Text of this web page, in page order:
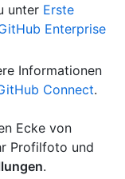
unter Erste
Enterprise
Informationen
Connect.
Ecke von
Profilfoto und
.